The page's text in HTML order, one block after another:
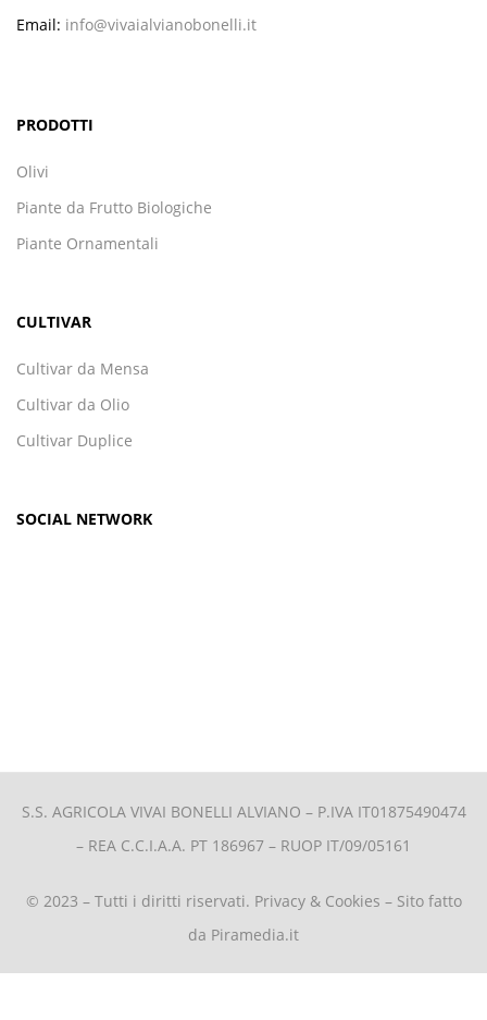
Email: info@vivaialvianobonelli.it
PRODOTTI
Olivi
Piante da Frutto Biologiche
Piante Ornamentali
CULTIVAR
Cultivar da Mensa
Cultivar da Olio
Cultivar Duplice
SOCIAL NETWORK
S.S. AGRICOLA VIVAI BONELLI ALVIANO – P.IVA IT01875490474
– REA C.C.I.A.A. PT 186967 – RUOP IT/09/05161
© 2023 – Tutti i diritti riservati. Privacy & Cookies – Sito fatto
da Piramedia.it